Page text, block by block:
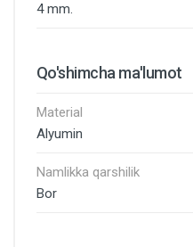
4 mm.
Qo'shimcha ma'lumot
Material
Alyumin
Namlikka qarshilik
Bor